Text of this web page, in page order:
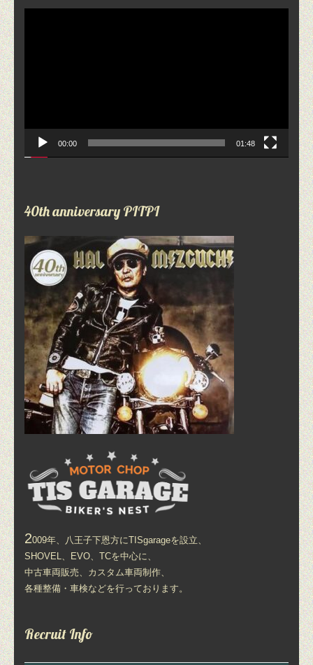
00:00 01:48
40th anniversary PITPI
2009年、八王子下恩方にTISgarageを設立、
SHOVEL、EVO、TCを中心に、
中古車両販売、カスタム車両制作、
各種整備・車検などを行っております。
Recruit Info